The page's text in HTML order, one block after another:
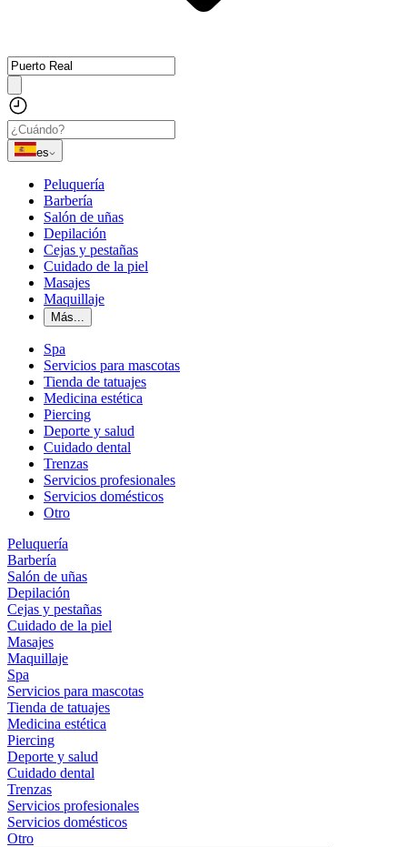
es
Peluquería
Barbería
Salón de uñas
Depilación
Cejas y pestañas
Cuidado de la piel
Masajes
Maquillaje
Más...
Spa
Servicios para mascotas
Tienda de tatuajes
Medicina estética
Piercing
Deporte y salud
Cuidado dental
Trenzas
Servicios profesionales
Servicios domésticos
Otro
Peluquería
Barbería
Salón de uñas
Depilación
Cejas y pestañas
Cuidado de la piel
Masajes
Maquillaje
Spa
Servicios para mascotas
Tienda de tatuajes
Medicina estética
Piercing
Deporte y salud
Cuidado dental
Trenzas
Servicios profesionales
Servicios domésticos
Otro